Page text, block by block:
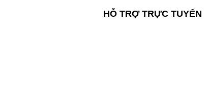
HỖ TRỢ TRỰC TUYẾN